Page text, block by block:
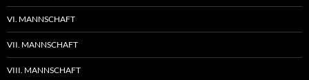
VI. MANNSCHAFT
VII. MANNSCHAFT
VIII. MANNSCHAFT